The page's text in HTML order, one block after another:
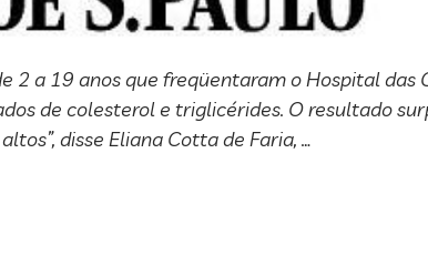
2 a 19 anos que freqüentaram o Hospital das
de colesterol e triglicérides. O resultado
disse Eliana Cotta de Faria, …